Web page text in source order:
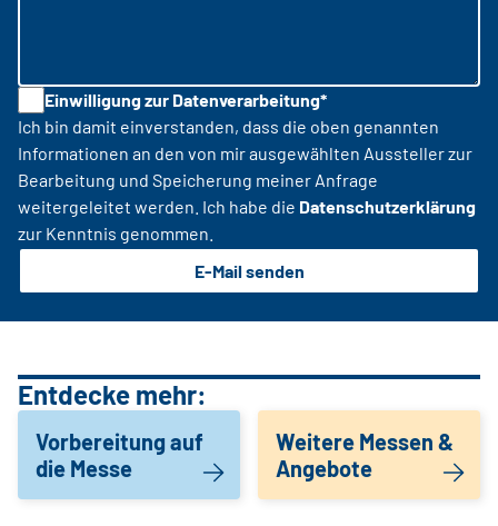
Einwilligung zur Datenverarbeitung*
Ich bin damit einverstanden, dass die oben genannten
Informationen an den von mir ausgewählten Aussteller zur
Bearbeitung und Speicherung meiner Anfrage
weitergeleitet werden. Ich habe die Datenschutzerklärung
zur Kenntnis genommen.
E-Mail senden
Entdecke mehr:
Vorbereitung auf
die Messe
Weitere Messen &
Angebote